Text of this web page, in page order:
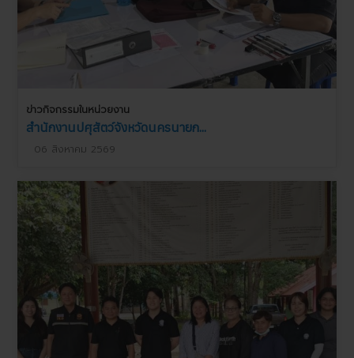
ข่าวกิจกรรมในหน่วยงาน
สำนักงานปศุสัตว์จังหวัดนครนายก...
06 สิงหาคม 2569